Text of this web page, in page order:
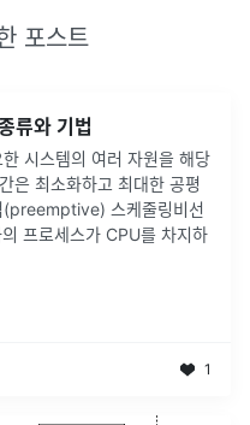
포스트
류와 기법
시스템의 여러 자원을 해당
은 최소화하고 최대한 공평
(preemptive) 스케줄링비선
프로세스가 CPU를 차지하
1